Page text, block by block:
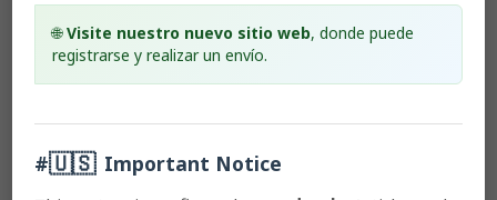
Charles H. Lankester (1879-1969): his
life and legacy, Lankesteriana: International Journal on
Orchidology: 2013: Lankesteriana: Volumen 13, Número
3
America. 500 years of history,Lankesteriana:
International Journal on Orchidology: 2009:
Lankesteriana: Volumen 9, Número 1-2
🌐Visite nuestro nuevo sitio web, donde puede
registrarse y realizar un envío.
#🇺🇸 Important Notice